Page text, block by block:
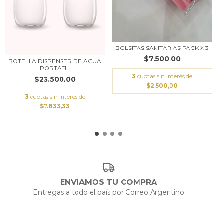
BOTELLA DISPENSER DE AGUA
PORTÁTIL
$23.500,00
3 cuotas sin interés de
$7.833,33
BOLSITAS SANITARIAS PACK X 3
$7.500,00
3 cuotas sin interés de
$2.500,00
ENVIAMOS TU COMPRA
Entregas a todo el país por Correo Argentino